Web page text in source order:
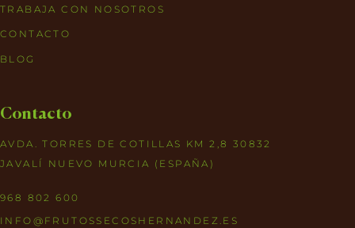
TRABAJA CON NOSOTROS
CONTACTO
BLOG
Contacto
AVDA. TORRES DE COTILLAS KM 2,8 30832
JAVALÍ NUEVO MURCIA (ESPAÑA)
968 802 600
INFO@FRUTOSSECOSHERNANDEZ.ES